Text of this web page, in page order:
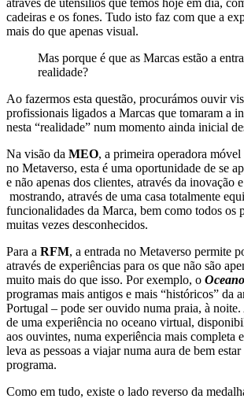
através de utensílios que temos hoje em dia,
cadeiras e os fones. Tudo isto faz com que a
mais do que apenas visual.
Mas porque é que as Marcas estão a
realidade?
Ao fazermos esta questão, procurámos ouvir
profissionais ligados a Marcas que tomaram a
nesta “realidade” num momento ainda inicial
Na visão da MEO, a primeira operadora móvel
no Metaverso, esta é uma oportunidade de se
e não apenas dos clientes, através da inovação
mostrando, através de uma casa totalmente
funcionalidades da Marca, bem como todos os
muitas vezes desconhecidos.
Para a RFM, a entrada no Metaverso permite
através de experiências para os que não são
muito mais do que isso. Por exemplo, o
programas mais antigos e mais “históricos” da
Portugal – pode ser ouvido numa praia, à noite.
de uma experiência no oceano virtual,
aos ouvintes, numa experiência mais completa
leva as pessoas a viajar numa aura de bem
programa.
Como em tudo, existe o lado reverso da